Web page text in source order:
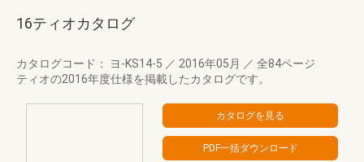
16ティオカタログ
カタログコード： ヨ-KS14-5 ／ 2016年05月 ／ 全84ページ
ティオの2016年度仕様を掲載したカタログです。